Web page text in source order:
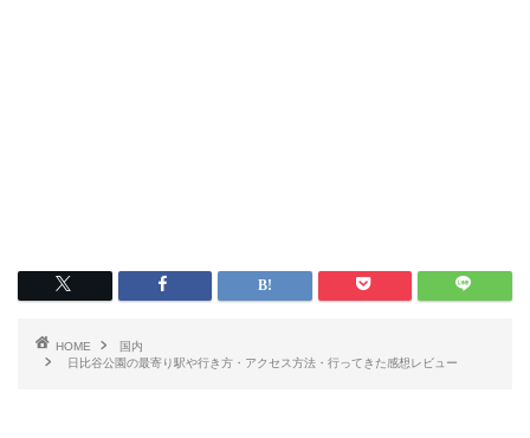
HOME
国内
日比谷公園の最寄り駅や行き方・アクセス方法・行ってきた感想レビュー